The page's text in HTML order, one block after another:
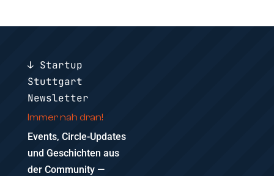
↓ Startup
Stuttgart
Newsletter
Immer nah dran!
Events, Circle-Updates
und Geschichten aus
der Community —